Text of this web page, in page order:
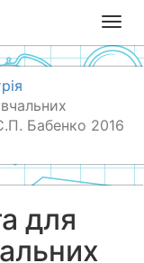
T
o
g
e
a
v
Бабенко 2016
для